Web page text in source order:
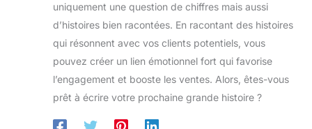
uniquement une question de chiffres mais aussi
d’histoires bien racontées. En racontant des histoires
qui résonnent avec vos clients potentiels, vous
pouvez créer un lien émotionnel fort qui favorise
l’engagement et booste les ventes. Alors, êtes-vous
prêt à écrire votre prochaine grande histoire ?